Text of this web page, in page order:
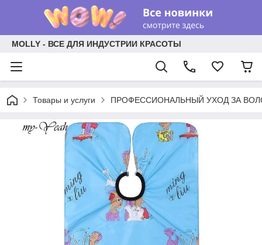
MOLLY - ВСЕ ДЛЯ ИНДУСТРИИ КРАСОТЫ
Товары и услуги ПРОФЕССИОНАЛЬНЫЙ УХОД ЗА